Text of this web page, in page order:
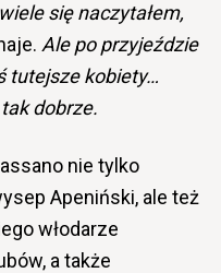
się naczytałem,
Ale po przyjeździe
tutejsze kobiety…
dobrze.
nie tylko
Apeniński, ale też
włodarze
a także